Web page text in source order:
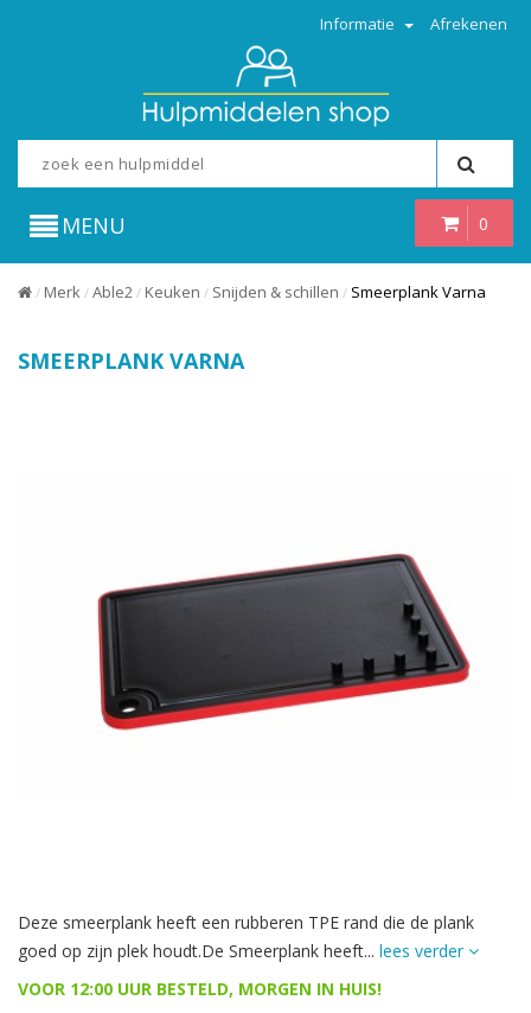
Informatie Afrekenen
0
MENU
/ Merk / Able2 / Keuken / Snijden & schillen / Smeerplank Varna
SMEERPLANK VARNA
Deze smeerplank heeft een rubberen TPE rand die de plank
goed op zijn plek houdt.De Smeerplank heeft... lees verder
VOOR 12:00 UUR BESTELD, MORGEN IN HUIS!